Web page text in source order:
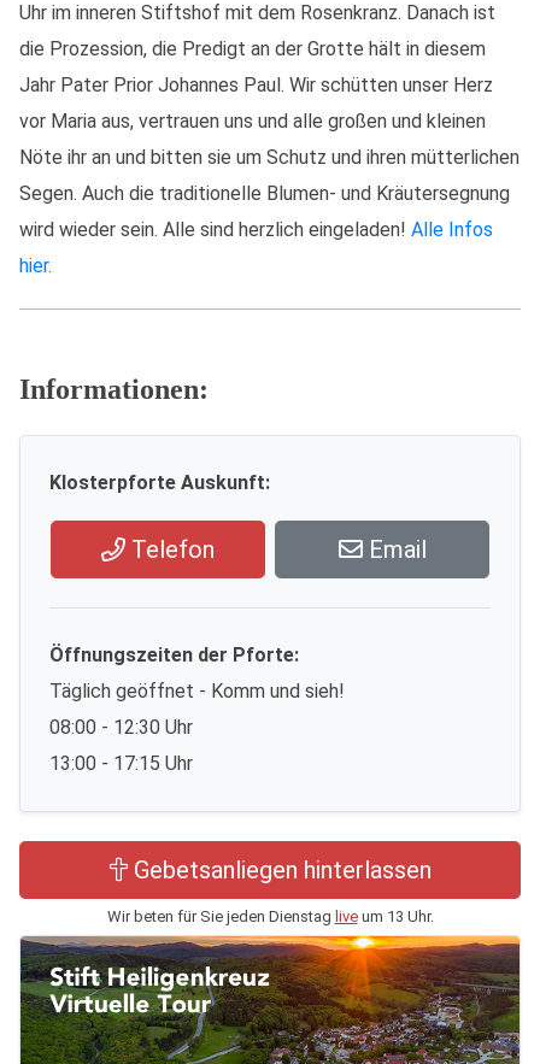
Uhr im inneren Stiftshof mit dem Rosenkranz. Danach ist
die Prozession, die Predigt an der Grotte hält in diesem
Jahr Pater Prior Johannes Paul. Wir schütten unser Herz
vor Maria aus, vertrauen uns und alle großen und kleinen
Nöte ihr an und bitten sie um Schutz und ihren mütterlichen
Segen. Auch die traditionelle Blumen- und Kräutersegnung
wird wieder sein. Alle sind herzlich eingeladen! Alle Infos
hier.
Informationen:
Klosterpforte Auskunft:
Telefon Email
Öffnungszeiten der Pforte:
Täglich geöffnet - Komm und sieh!
08:00 - 12:30 Uhr
13:00 - 17:15 Uhr
Gebetsanliegen hinterlassen
Wir beten für Sie jeden Dienstag liveum 13 Uhr.